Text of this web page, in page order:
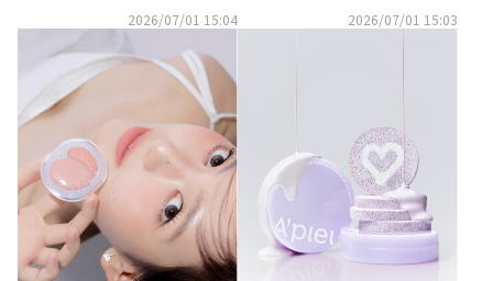
い透明感発色グロスのようなテ
ィント
2026/07/01 15:04 ちな唇をはちみつでコーティン
2026/07/01 15:03